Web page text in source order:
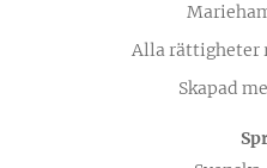
Alla rättigheter
Skapad